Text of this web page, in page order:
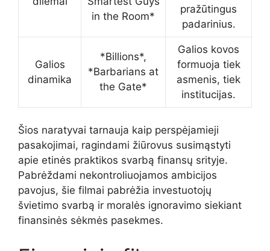
in the Room*
pražūtingus
padarinius.
Galios
dinamika
*Billions*,
*Barbarians at
the Gate*
Galios kovos
formuoja tiek
asmenis, tiek
institucijas.
Šios naratyvai tarnauja kaip perspėjamieji
pasakojimai, ragindami žiūrovus susimąstyti
apie etinės praktikos svarbą finansų srityje.
Pabrėždami nekontroliuojamos ambicijos
pavojus, šie filmai pabrėžia investuotojų
švietimo svarbą ir moralės ignoravimo siekiant
finansinės sėkmės pasekmes.